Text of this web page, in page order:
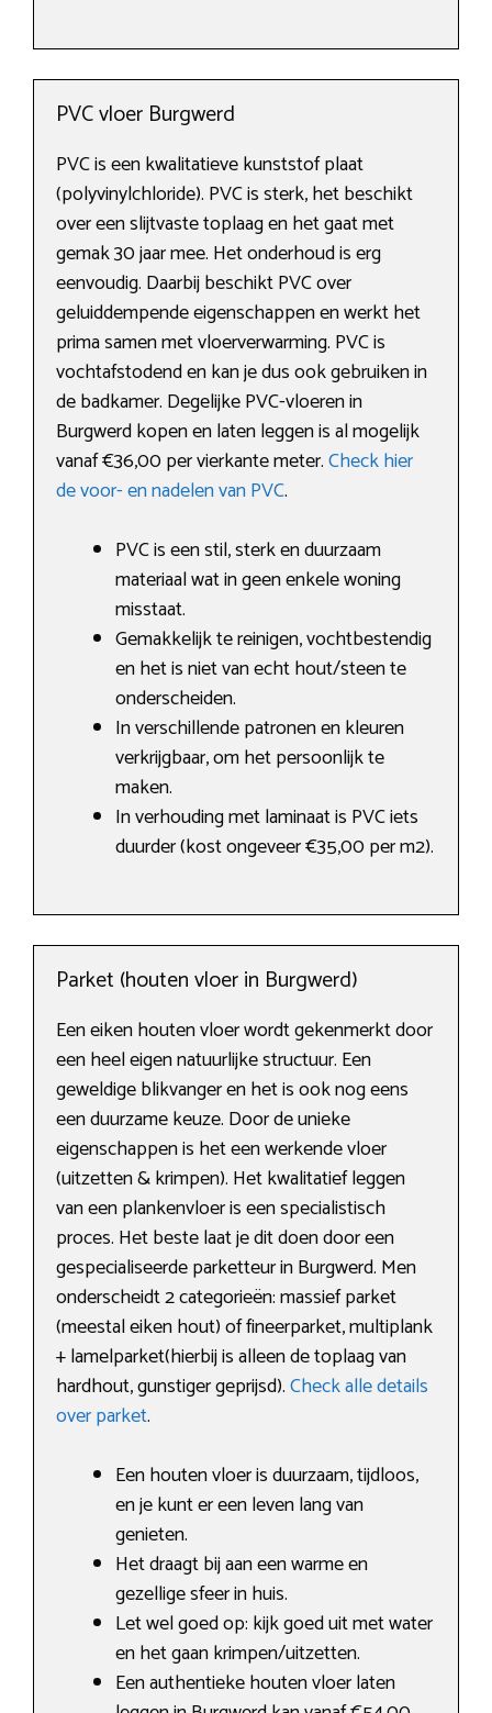
PVC vloer Burgwerd
PVC is een kwalitatieve kunststof plaat
(polyvinylchloride). PVC is sterk, het beschikt
over een slijtvaste toplaag en het gaat met
gemak 30 jaar mee. Het onderhoud is erg
eenvoudig. Daarbij beschikt PVC over
geluiddempende eigenschappen en werkt het
prima samen met vloerverwarming. PVC is
vochtafstodend en kan je dus ook gebruiken in
de badkamer. Degelijke PVC-vloeren in
Burgwerd kopen en laten leggen is al mogelijk
vanaf €36,00 per vierkante meter.Check hier
de voor- en nadelen van PVC.
PVC is een stil, sterk en duurzaam
materiaal wat in geen enkele woning
misstaat.
Gemakkelijk te reinigen, vochtbestendig
en het is niet van echt hout/steen te
onderscheiden.
In verschillende patronen en kleuren
verkrijgbaar, om het persoonlijk te
maken.
In verhouding met laminaat is PVC iets
duurder (kost ongeveer €35,00 per m2).
Parket (houten vloer in Burgwerd)
Een eiken houten vloer wordt gekenmerkt door
een heel eigen natuurlijke structuur. Een
geweldige blikvanger en het is ook nog eens
een duurzame keuze. Door de unieke
eigenschappen is het een werkende vloer
(uitzetten & krimpen). Het kwalitatief leggen
van een plankenvloer is een specialistisch
proces. Het beste laat je dit doen door een
gespecialiseerde parketteur in Burgwerd. Men
onderscheidt 2 categorieën: massief parket
(meestal eiken hout) of fineerparket, multiplank
+ lamelparket(hierbij is alleen de toplaag van
hardhout, gunstiger geprijsd).Check alle details
over parket.
Een houten vloer is duurzaam, tijdloos,
en je kunt er een leven lang van
genieten.
Het draagt bij aan een warme en
gezellige sfeer in huis.
Let wel goed op: kijk goed uit met water
en het gaan krimpen/uitzetten.
Een authentieke houten vloer laten